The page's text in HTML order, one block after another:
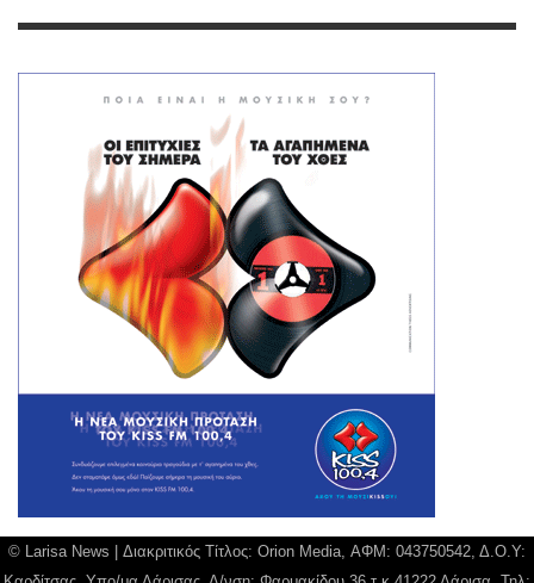
© Larisa News | Διακριτικός Τίτλος: Orion Media, ΑΦΜ: 043750542, Δ.Ο.Υ: